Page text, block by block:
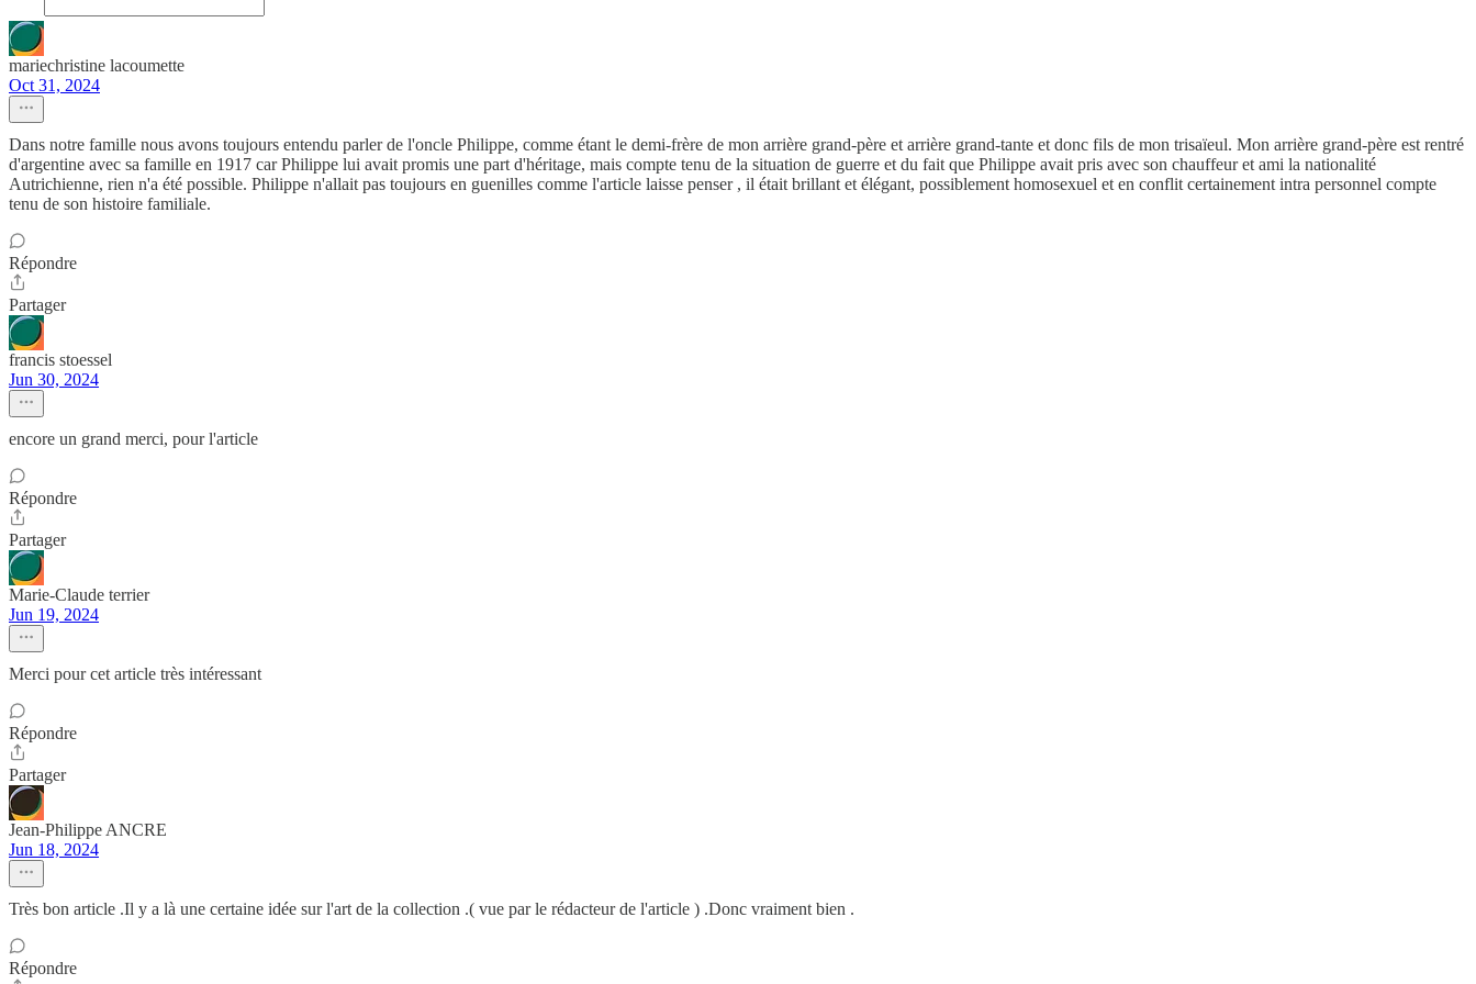
mariechristine lacoumette
Oct 31, 2024
Dans notre famille nous avons toujours entendu parler de l'oncle Philippe, comme étant le demi-frère de mon arrière grand-père et arrière grand-tante et donc fils de mon trisaïeul. Mon arrière grand-père est rentré
d'argentine avec sa famille en 1917 car Philippe lui avait promis une part d'héritage, mais compte tenu de la situation de guerre et du fait que Philippe avait pris avec son chauffeur et ami la nationalité
Autrichienne, rien n'a été possible. Philippe n'allait pas toujours en guenilles comme l'article laisse penser , il était brillant et élégant, possiblement homosexuel et en conflit certainement intra personnel compte
tenu de son histoire familiale.
Répondre
Partager
francis stoessel
Jun 30, 2024
encore un grand merci, pour l'article
Répondre
Partager
Marie-Claude terrier
Jun 19, 2024
Merci pour cet article très intéressant
Répondre
Partager
Jean-Philippe ANCRE
Jun 18, 2024
Très bon article .Il y a là une certaine idée sur l'art de la collection .( vue par le rédacteur de l'article ) .Donc vraiment bien .
Répondre